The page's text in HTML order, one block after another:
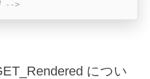
-->
につい